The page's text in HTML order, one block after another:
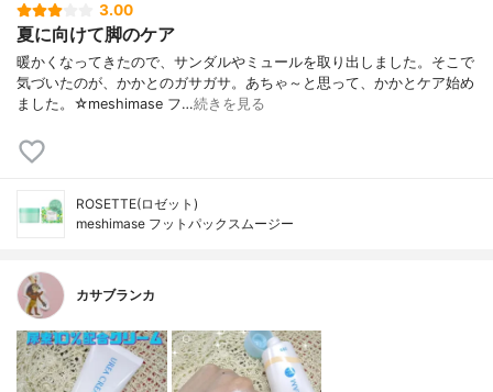
3.00
夏に向けて脚のケア
暖かくなってきたので、サンダルやミュールを取り出しました。そこで
気づいたのが、かかとのガサガサ。あちゃ～と思って、かかとケア始め
ました。☆meshimase フ…続きを見る
ROSETTE(ロゼット)
meshimase フットパックスムージー
カサブランカ